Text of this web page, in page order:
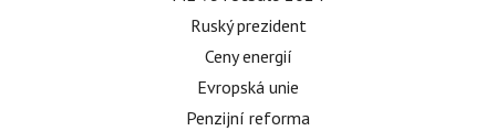
Ruský prezident
Ceny energií
Evropská unie
Penzijní reforma